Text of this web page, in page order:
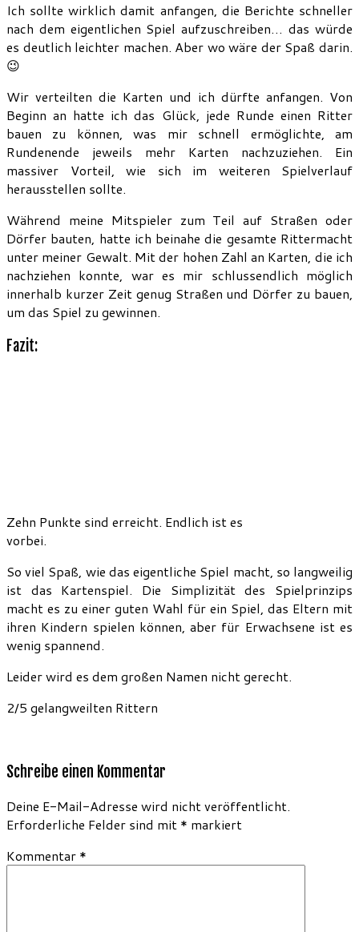
Ich sollte wirklich damit anfangen, die Berichte schneller
nach dem eigentlichen Spiel aufzuschreiben… das würde
es deutlich leichter machen. Aber wo wäre der Spaß darin.
😉
Wir verteilten die Karten und ich dürfte anfangen. Von
Beginn an hatte ich das Glück, jede Runde einen Ritter
bauen zu können, was mir schnell ermöglichte, am
Rundenende jeweils mehr Karten nachzuziehen. Ein
massiver Vorteil, wie sich im weiteren Spielverlauf
herausstellen sollte.
Während meine Mitspieler zum Teil auf Straßen oder
Dörfer bauten, hatte ich beinahe die gesamte Rittermacht
unter meiner Gewalt. Mit der hohen Zahl an Karten, die ich
nachziehen konnte, war es mir schlussendlich möglich
innerhalb kurzer Zeit genug Straßen und Dörfer zu bauen,
um das Spiel zu gewinnen.
Fazit:
Zehn Punkte sind erreicht. Endlich ist es
vorbei.
So viel Spaß, wie das eigentliche Spiel macht, so langweilig
ist das Kartenspiel. Die Simplizität des Spielprinzips
macht es zu einer guten Wahl für ein Spiel, das Eltern mit
ihren Kindern spielen können, aber für Erwachsene ist es
wenig spannend.
Leider wird es dem großen Namen nicht gerecht.
2/5 gelangweilten Rittern
Schreibe einen Kommentar
Deine E-Mail-Adresse wird nicht veröffentlicht.
Erforderliche Felder sind mit * markiert
Kommentar *